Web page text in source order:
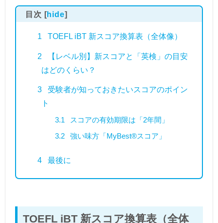
目次 [hide]
1 TOEFL iBT 新スコア換算表（全体像）
2
【レベル別】新スコアと「英検」の目安
はどのくらい？
3
受験者が知っておきたいスコアのポイン
ト
3.1
スコアの有効期限は「2年間」
3.2
強い味方「MyBest®スコア」
4 最後に
TOEFL iBT 新スコア換算表（全体